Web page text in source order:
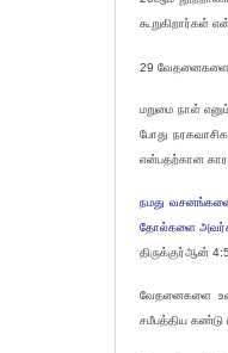
கூறுகிறார்கள்
29 வேதனைகளை
மறுமை நாள்
போது
என்பதற்கான
நமது
தோல்களை
திருக்குர்ஆன்
வேதனைகளை
சமீபத்திய கண்டு